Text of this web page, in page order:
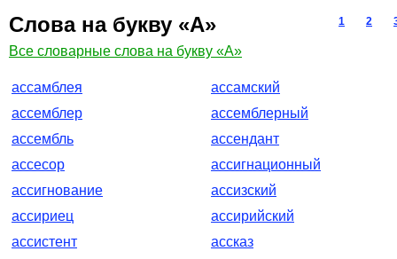
Слова на букву «А» 1 2
Все словарные слова на букву «А»
ассамблея
ассамский
ассемблер
ассемблерный
ассембль
ассендант
ассесор
ассигнационный
ассигнование
ассизский
ассириец
ассирийский
ассистент
ассказ